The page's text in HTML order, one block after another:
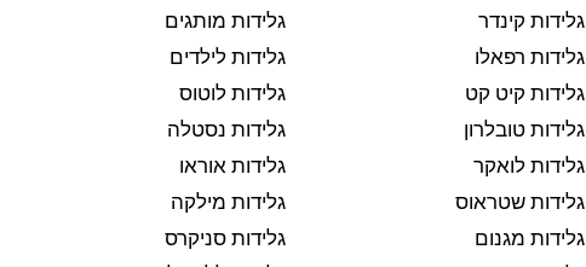
גלידות קינדר
גלידות רפאלו
גלידות קיט קט
גלידות טובלרון
גלידות לואקר
גלידות שטראוס
גלידות מגנום
גלידות מותגים
גלידות לילדים
גלידות לוטוס
גלידות נסטלה
גלידות אוראו
גלידות מילקה
גלידות סניקרס